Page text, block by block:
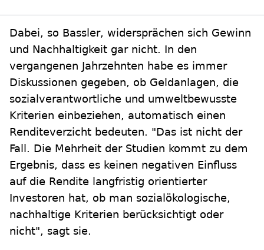
Dabei, so Bassler, widersprächen sich Gewinn
und Nachhaltigkeit gar nicht. In den
vergangenen Jahrzehnten habe es immer
Diskussionen gegeben, ob Geldanlagen, die
sozialverantwortliche und umweltbewusste
Kriterien einbeziehen, automatisch einen
Renditeverzicht bedeuten. "Das ist nicht der
Fall. Die Mehrheit der Studien kommt zu dem
Ergebnis, dass es keinen negativen Einfluss
auf die Rendite langfristig orientierter
Investoren hat, ob man sozialökologische,
nachhaltige Kriterien berücksichtigt oder
nicht", sagt sie.